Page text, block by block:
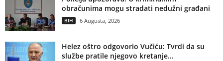
obračunima mogu stradati nedužni građani
BIH 6 Augusta, 2026
Helez oštro odgovorio Vučiću: Tvrdi da su
službe pratile njegovo kretanje...